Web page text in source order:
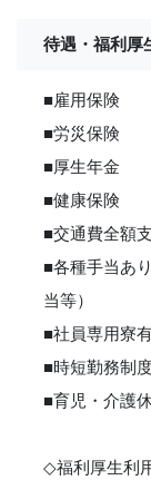
待遇・福利厚
■雇用保険
■労災保険
■厚生年金
■健康保険
■交通費全額
■各種手当あ
当等）
■社員専用寮
■時短勤務制
■育児・介護
◇福利厚生利